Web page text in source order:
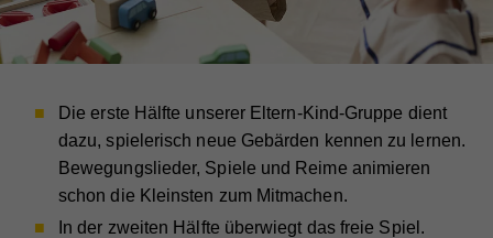
Die erste Hälfte unserer Eltern-Kind-Gruppe dient
dazu, spielerisch neue Gebärden kennen zu lernen.
Bewegungslieder, Spiele und Reime animieren
schon die Kleinsten zum Mitmachen.
In der zweiten Hälfte überwiegt das freie Spiel.